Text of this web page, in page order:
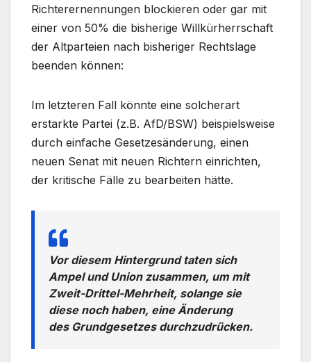
Richterernennungen blockieren oder gar mit
einer von 50% die bisherige Willkürherrschaft
der Altparteien nach bisheriger Rechtslage
beenden können:
Im letzteren Fall könnte eine solcherart
erstarkte Partei (z.B. AfD/BSW) beispielsweise
durch einfache Gesetzesänderung, einen
neuen Senat mit neuen Richtern einrichten,
der kritische Fälle zu bearbeiten hätte.
Vor diesem Hintergrund taten sich
Ampel und Union zusammen, um mit
Zweit-Drittel-Mehrheit, solange sie
diese noch haben, eine Änderung
des Grundgesetzes durchzudrücken.